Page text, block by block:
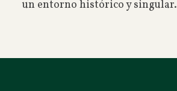
un entorno histórico y singular.